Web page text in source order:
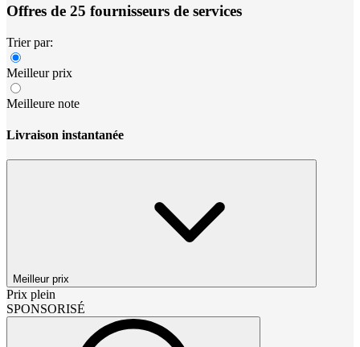
Offres de 25 fournisseurs de services
Trier par:
Meilleur prix
Meilleure note
Livraison instantanée
Meilleur prix
Prix plein
SPONSORISÉ